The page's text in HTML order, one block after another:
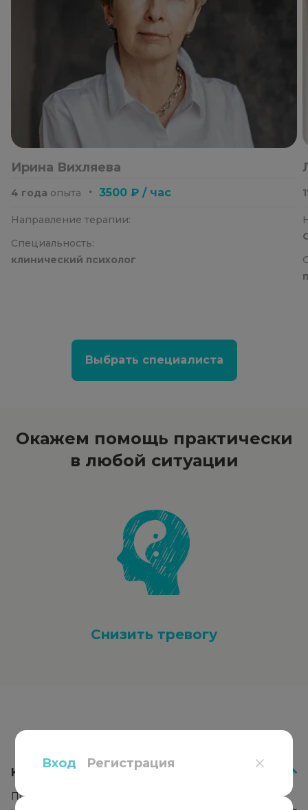
Ирина Вихляева
4 года опыта ・ 3500 ₽ / час
Направление терапии:
Специальность:
клинический психолог
Выбрать специалиста
Окажем помощь практически
в любой ситуации
Снизить тревогу
Вопросыи ответы
Как работает психотерапия?
Психотерапевт подбирает подход к каждому клиенту,
Вход Регистрация